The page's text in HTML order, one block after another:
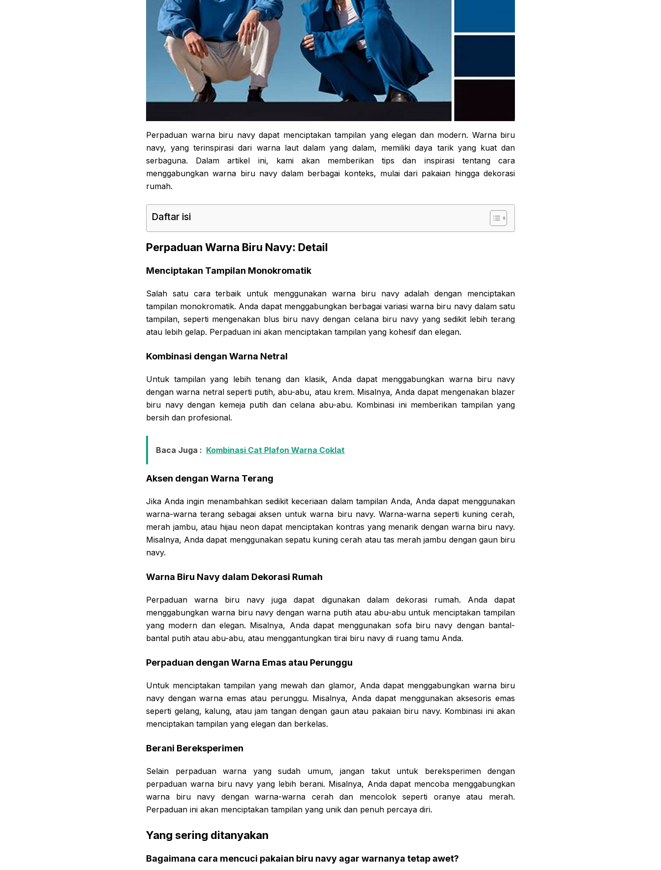
Perpaduan warna biru navy dapat menciptakan tampilan yang elegan dan modern. Warna biru
navy, yang terinspirasi dari warna laut dalam yang dalam, memiliki daya tarik yang kuat dan
serbaguna. Dalam artikel ini, kami akan memberikan tips dan inspirasi tentang cara
menggabungkan warna biru navy dalam berbagai konteks, mulai dari pakaian hingga dekorasi
rumah.
Daftar isi
Perpaduan Warna Biru Navy: Detail
Menciptakan Tampilan Monokromatik
Salah satu cara terbaik untuk menggunakan warna biru navy adalah dengan menciptakan
tampilan monokromatik. Anda dapat menggabungkan berbagai variasi warna biru navy dalam satu
tampilan, seperti mengenakan blus biru navy dengan celana biru navy yang sedikit lebih terang
atau lebih gelap. Perpaduan ini akan menciptakan tampilan yang kohesif dan elegan.
Kombinasi dengan Warna Netral
Untuk tampilan yang lebih tenang dan klasik, Anda dapat menggabungkan warna biru navy
dengan warna netral seperti putih, abu-abu, atau krem. Misalnya, Anda dapat mengenakan blazer
biru navy dengan kemeja putih dan celana abu-abu. Kombinasi ini memberikan tampilan yang
bersih dan profesional.
Baca Juga : Kombinasi Cat Plafon Warna Coklat
Aksen dengan Warna Terang
Jika Anda ingin menambahkan sedikit keceriaan dalam tampilan Anda, Anda dapat menggunakan
warna-warna terang sebagai aksen untuk warna biru navy. Warna-warna seperti kuning cerah,
merah jambu, atau hijau neon dapat menciptakan kontras yang menarik dengan warna biru navy.
Misalnya, Anda dapat menggunakan sepatu kuning cerah atau tas merah jambu dengan gaun biru
navy.
Warna Biru Navy dalam Dekorasi Rumah
Perpaduan warna biru navy juga dapat digunakan dalam dekorasi rumah. Anda dapat
menggabungkan warna biru navy dengan warna putih atau abu-abu untuk menciptakan tampilan
yang modern dan elegan. Misalnya, Anda dapat menggunakan sofa biru navy dengan bantal-
bantal putih atau abu-abu, atau menggantungkan tirai biru navy di ruang tamu Anda.
Perpaduan dengan Warna Emas atau Perunggu
Untuk menciptakan tampilan yang mewah dan glamor, Anda dapat menggabungkan warna biru
navy dengan warna emas atau perunggu. Misalnya, Anda dapat menggunakan aksesoris emas
seperti gelang, kalung, atau jam tangan dengan gaun atau pakaian biru navy. Kombinasi ini akan
menciptakan tampilan yang elegan dan berkelas.
Berani Bereksperimen
Selain perpaduan warna yang sudah umum, jangan takut untuk bereksperimen dengan
perpaduan warna biru navy yang lebih berani. Misalnya, Anda dapat mencoba menggabungkan
warna biru navy dengan warna-warna cerah dan mencolok seperti oranye atau merah.
Perpaduan ini akan menciptakan tampilan yang unik dan penuh percaya diri.
Yang sering ditanyakan
Bagaimana cara mencuci pakaian biru navy agar warnanya tetap awet?